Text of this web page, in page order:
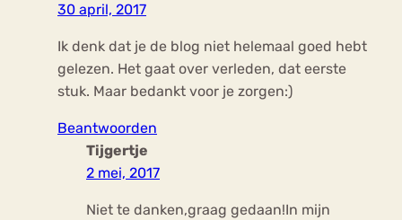
30 april, 2017
Ik denk dat je de blog niet helemaal goed hebt
gelezen. Het gaat over verleden, dat eerste
stuk. Maar bedankt voor je zorgen:)
Beantwoorden
Tijgertje
2 mei, 2017
Niet te danken,graag gedaan!In mijn